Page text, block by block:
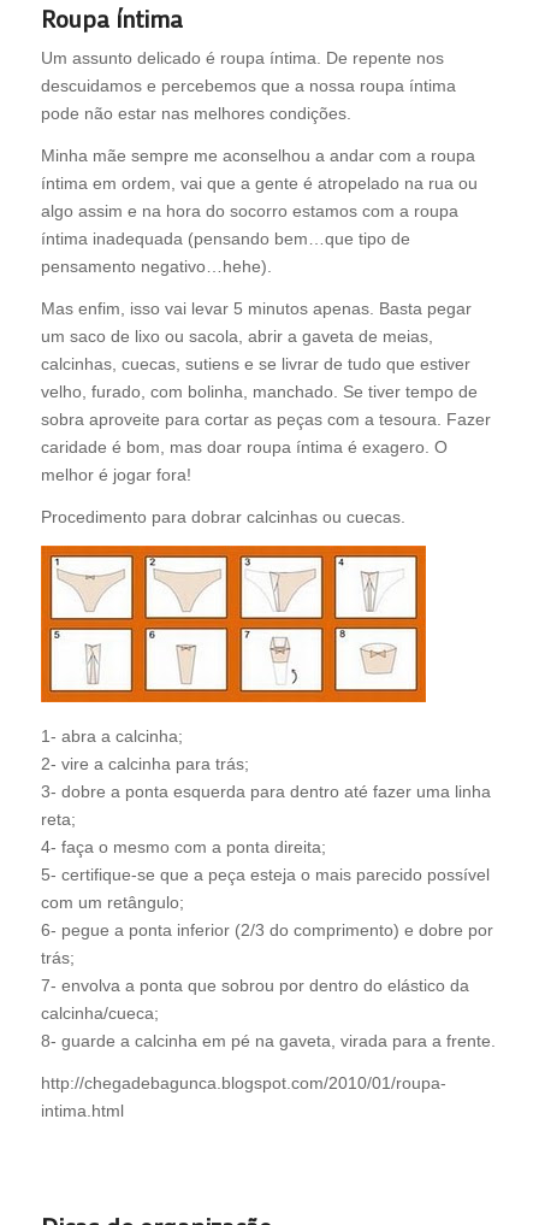
Roupa íntima
Um assunto delicado é roupa íntima. De repente nos
descuidamos e percebemos que a nossa roupa íntima
pode não estar nas melhores condições.
Minha mãe sempre me aconselhou a andar com a roupa
íntima em ordem, vai que a gente é atropelado na rua ou
algo assim e na hora do socorro estamos com a roupa
íntima inadequada (pensando bem…que tipo de
pensamento negativo…hehe).
Mas enfim, isso vai levar 5 minutos apenas. Basta pegar
um saco de lixo ou sacola, abrir a gaveta de meias,
calcinhas, cuecas, sutiens e se livrar de tudo que estiver
velho, furado, com bolinha, manchado. Se tiver tempo de
sobra aproveite para cortar as peças com a tesoura. Fazer
caridade é bom, mas doar roupa íntima é exagero. O
melhor é jogar fora!
Procedimento para dobrar calcinhas ou cuecas.
1- abra a calcinha;
2- vire a calcinha para trás;
3- dobre a ponta esquerda para dentro até fazer uma linha
reta;
4- faça o mesmo com a ponta direita;
5- certifique-se que a peça esteja o mais parecido possível
com um retângulo;
6- pegue a ponta inferior (2/3 do comprimento) e dobre por
trás;
7- envolva a ponta que sobrou por dentro do elástico da
calcinha/cueca;
8- guarde a calcinha em pé na gaveta, virada para a frente.
http://chegadebagunca.blogspot.com/2010/01/roupa-
intima.html